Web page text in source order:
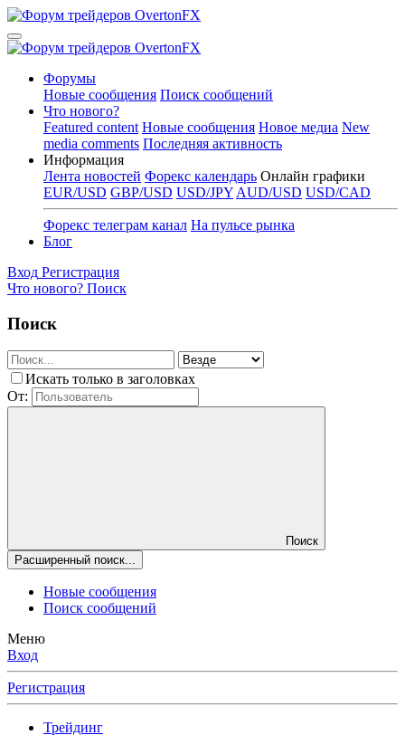
Форумы
Новые сообщения Поиск сообщений
Что нового?
Featured content Новые сообщения Новое медиа New
media comments Последняя активность
Информация
Лента новостей Форекс календарь Онлайн графики
EUR/USD GBP/USD USD/JPY AUD/USD USD/CAD
Форекс телеграм канал На пульсе рынка
Блог
Вход Регистрация
Что нового? Поиск
Поиск
Искать только в заголовках
От:
Поиск
Расширенный поиск...
Новые сообщения
Поиск сообщений
Меню
Вход
Регистрация
Трейдинг